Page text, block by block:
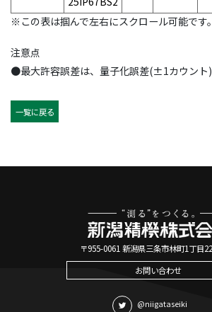
※この表は掴んで左右にスクロール可能です。
注意点
●最大許容誤差は、量子化誤差(±1カウント)
一覧に戻る
〒955-0061 新潟県三条市林町1丁目
お問い合わせ
@niigataseiki